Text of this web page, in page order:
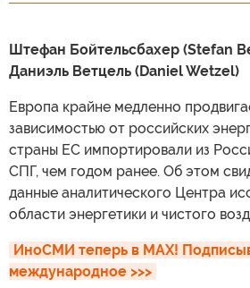
Штефан Бойтельсбахер (Stefan
Даниэль Ветцель (Daniel Wetzel)
Европа крайне медленно
зависимостью от российских
страны ЕС импортировали из
СПГ, чем годом ранее. Об этом
данные аналитического Центра
области энергетики и чистого
ИноСМИ теперь в MAX!
международное >>>